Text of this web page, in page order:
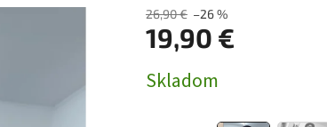
26,90 € –26 %
19,90 €
cena:
Skladom